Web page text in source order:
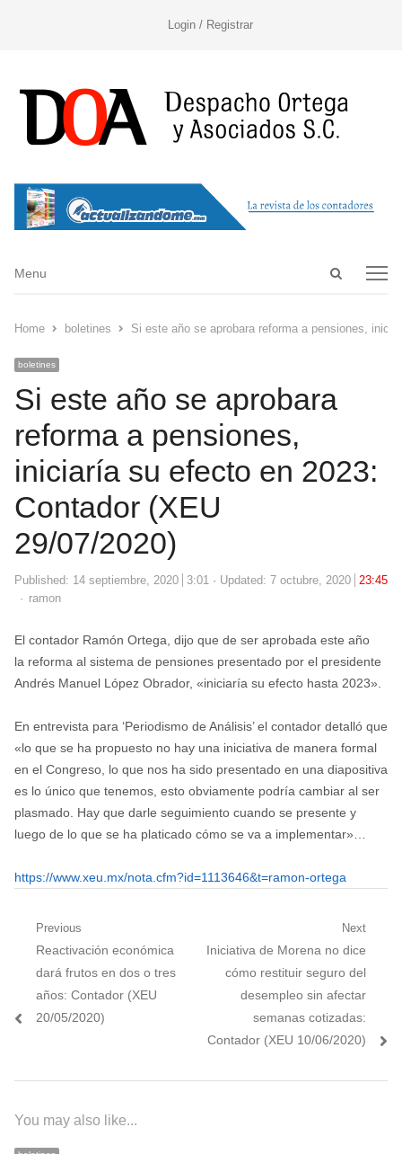
Login / Registrar
Open
Menu
Menu
Home boletines Si este año se aprobara reforma a pensiones,
boletines
Si este año se aprobara
reforma a pensiones,
iniciaría su efecto en 2023:
Contador (XEU
29/07/2020)
Published: 14 septiembre, 2020 3:01 Updated: 7 octubre, 2020
23:45
Author
ramon
El contador Ramón Ortega, dijo que de ser aprobada este año
la reforma al sistema de pensiones presentado por el presidente
Andrés Manuel López Obrador, «iniciaría su efecto hasta 2023».
En entrevista para ‘Periodismo de Análisis’ el contador detalló que
«lo que se ha propuesto no hay una iniciativa de manera formal
en el Congreso, lo que nos ha sido presentado en una diapositiva
es lo único que tenemos, esto obviamente podría cambiar al ser
plasmado. Hay que darle seguimiento cuando se presente y
luego de lo que se ha platicado cómo se va a implementar»…
https://www.xeu.mx/nota.cfm?id=1113646&t=ramon-ortega
Navegación
entradas
Previous
Previous
post:
Reactivación económica
dará frutos en dos o tres
años: Contador (XEU
20/05/2020)
Next
Next
post:
Iniciativa de Morena no dice
cómo restituir seguro del
desempleo sin afectar
semanas cotizadas:
Contador (XEU 10/06/2020)
You may also like...